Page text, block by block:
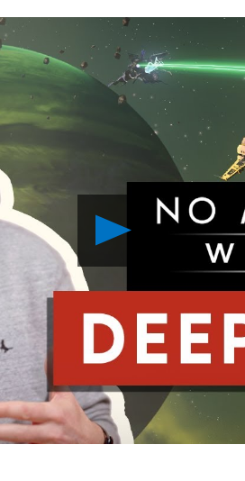
Riproduci
video